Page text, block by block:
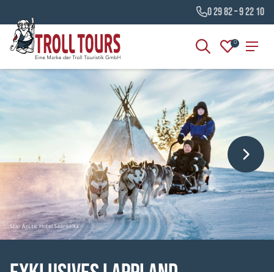
0 29 82 – 9 22 10
0
Star Arctic Hotel Saariselkä